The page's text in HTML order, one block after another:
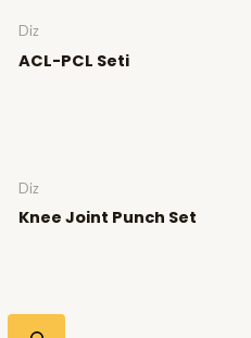
Diz
ACL-PCL Seti
Diz
Knee Joint Punch Set